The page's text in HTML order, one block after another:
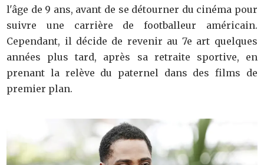
l'âge de 9 ans, avant de se détourner du cinéma pour
suivre une carrière de footballeur américain.
Cependant, il décide de revenir au 7e art quelques
années plus tard, après sa retraite sportive, en
prenant la relève du paternel dans des films de
premier plan.